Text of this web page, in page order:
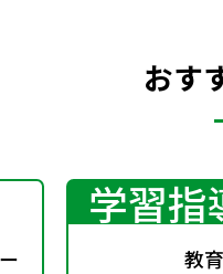
居･･･」漢
形式ときま
おす
学習指
教